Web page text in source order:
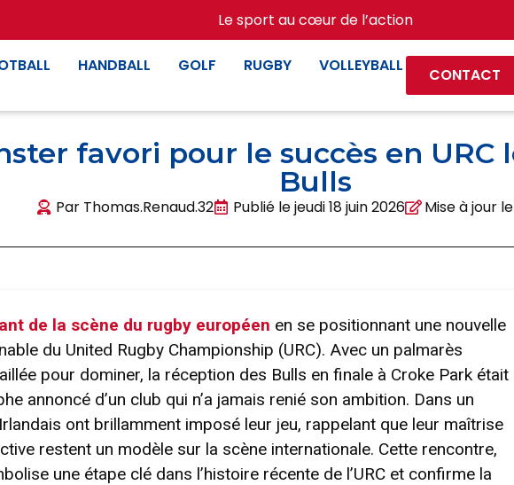
Le sport au cœur de l’action
HANDBALL GOLF RUGBY VOLLEYBALL CONTACT
favori pour le succès en
Bulls
ParThomas.Renaud.32 Publié lejeudi 18 juin 2026 Mise à jour
de la scène du rugby européen en se positionnant une nouvelle
du United Rugby Championship (URC). Avec un palmarès
pour dominer, la réception des Bulls en finale à Croke Park était
annoncé d’un club qui n’a jamais renié son ambition. Dans un
ont brillamment imposé leur jeu, rappelant que leur maîtrise
restent un modèle sur la scène internationale. Cette rencontre,
une étape clé dans l’histoire récente de l’URC et confirme la